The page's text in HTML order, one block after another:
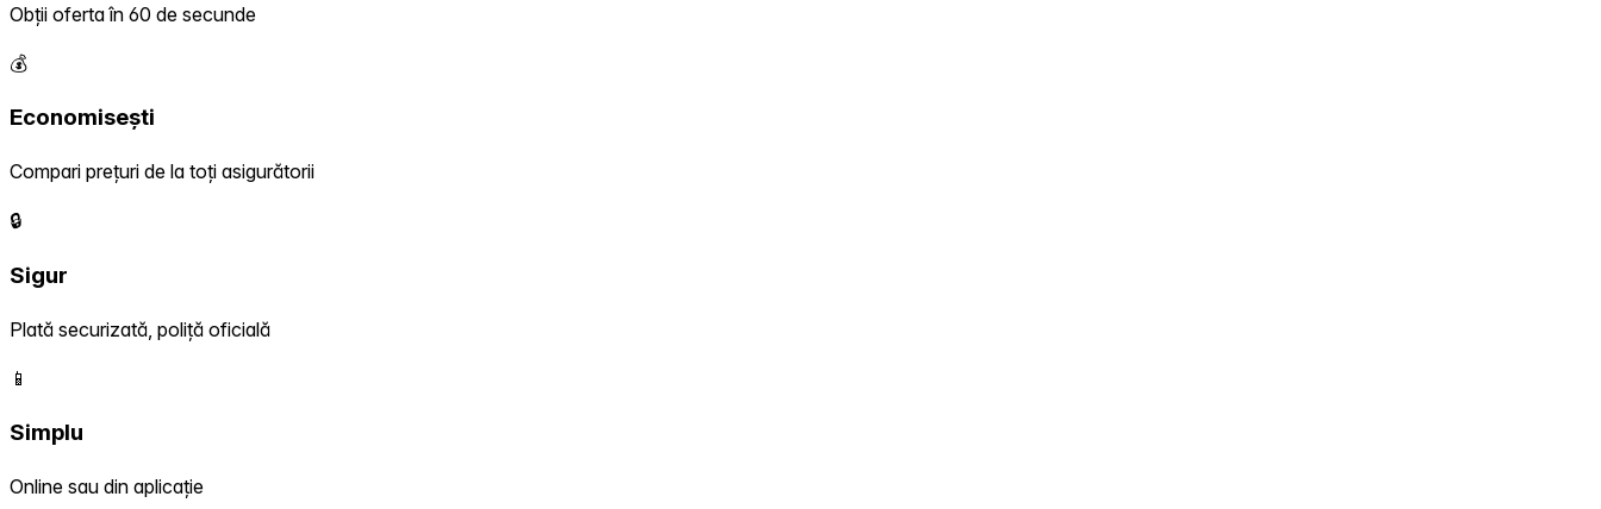
Obții oferta în 60 de secunde
💰
Economisești
Compari prețuri de la toți asigurătorii
🔒
Sigur
Plată securizată, poliță oficială
📱
Simplu
Online sau din aplicație